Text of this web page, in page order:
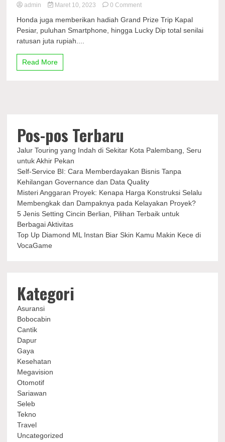
admin Maret 10, 2023 0 Commenton
Rejeki
Beli
Honda juga memberikan hadiah Grand Prize Trip Kapal
Pesiar, puluhan Smartphone, hingga Lucky Dip total senilai
ratusan juta rupiah....
Read More
Pos-pos Terbaru
Jalur Touring yang Indah di Sekitar Kota Palembang, Seru
untuk Akhir Pekan
Self-Service BI: Cara Memberdayakan Bisnis Tanpa
Kehilangan Governance dan Data Quality
Misteri Anggaran Proyek: Kenapa Harga Konstruksi Selalu
Membengkak dan Dampaknya pada Kelayakan Proyek?
5 Jenis Setting Cincin Berlian, Pilihan Terbaik untuk
Berbagai Aktivitas
Top Up Diamond ML Instan Biar Skin Kamu Makin Kece di
VocaGame
Kategori
Asuransi
Bobocabin
Cantik
Dapur
Gaya
Kesehatan
Megavision
Otomotif
Sariawan
Seleb
Tekno
Travel
Uncategorized